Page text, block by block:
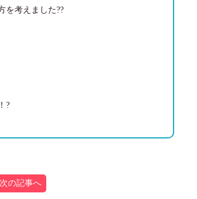
を考えました??
?
次の記事へ